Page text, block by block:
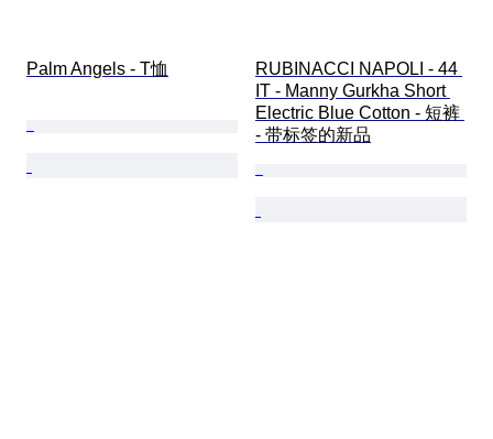
Palm Angels - T恤
RUBINACCI NAPOLI - 44
IT - Manny Gurkha Short
Electric Blue Cotton - 短裤
- 带标签的新品